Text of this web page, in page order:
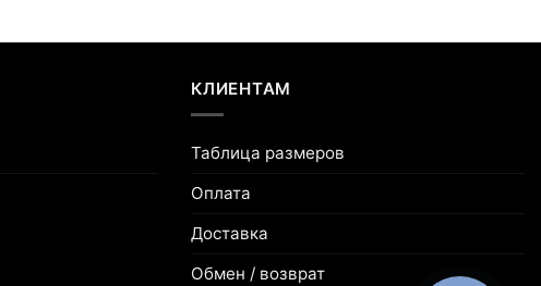
КЛИЕНТАМ
Таблица размеров
Оплата
Доставка
Обмен / возврат